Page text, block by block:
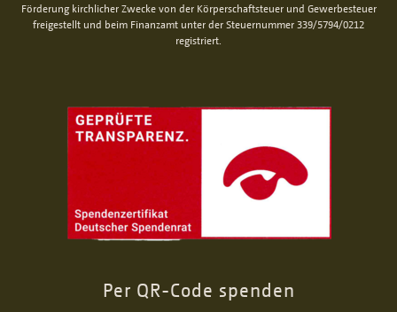
Förderung kirchlicher Zwecke von der Körperschaftsteuer und Gewerbesteuer
freigestellt und beim Finanzamt unter der Steuernummer 339/5794/0212
registriert.
Per QR-Code spenden